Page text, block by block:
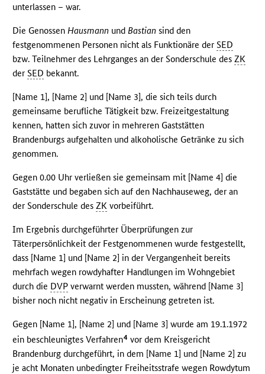
unterlassen – war.
Die GenossenHausmann undBastian sind den
festgenommenen Personen nicht als Funktionäre derSED
bzw. Teilnehmer des Lehrganges an der Sonderschule desZK
derSED bekannt.
[Name 1], [Name 2] und [Name 3], die sich teils durch
gemeinsame berufliche Tätigkeit bzw. Freizeitgestaltung
kennen, hatten sich zuvor in mehreren Gaststätten
Brandenburgs aufgehalten und alkoholische Getränke zu sich
genommen.
Gegen 0.00 Uhr verließen sie gemeinsam mit [Name 4] die
Gaststätte und begaben sich auf den Nachhauseweg, der an
der Sonderschule desZK vorbeiführt.
Im Ergebnis durchgeführter Überprüfungen zur
Täterpersönlichkeit der Festgenommenen wurde festgestellt,
dass [Name 1] und [Name 2] in der Vergangenheit bereits
mehrfach wegen rowdyhafter Handlungen im Wohngebiet
durch die DVP verwarnt werden mussten, während [Name 3]
bisher noch nicht negativ in Erscheinung getreten ist.
Gegen [Name 1], [Name 2] und [Name 3] wurde am 19.1.1972
ein beschleunigtes Verfahren4 vor dem Kreisgericht
Brandenburg durchgeführt, in dem [Name 1] und [Name 2] zu
je acht Monaten unbedingter Freiheitsstrafe wegen Rowdytum